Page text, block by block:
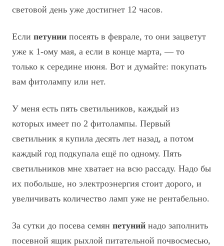
световой день уже достигнет 12 часов.
Если петунии посеять в феврале, то они зацветут
уже к 1-ому мая, а если в конце марта, — то
только к середине июня. Вот и думайте: покупать
вам фитолампу или нет.
У меня есть пять светильников, каждый из
которых имеет по 2 фитолампы. Первый
светильник я купила десять лет назад, а потом
каждый год подкупала ещё по одному. Пять
светильников мне хватает на всю рассаду. Надо бы
их побольше, но электроэнергия стоит дорого, и
увеличивать количество ламп уже не рентабельно.
За сутки до посева семян петуний надо заполнить
посевной ящик рыхлой питательной почвосмесью,